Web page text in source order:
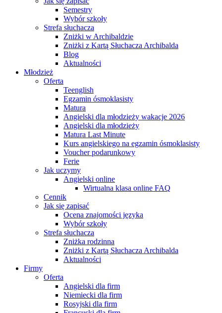
Semestry
Wybór szkoły
Strefa słuchacza
Zniżki w Archibaldzie
Zniżki z Kartą Słuchacza Archibalda
Blog
Aktualności
Młodzież
Oferta
Teenglish
Egzamin ósmoklasisty
Matura
Angielski dla młodzieży wakacje 2026
Angielski dla młodzieży
Matura Last Minute
Kurs angielskiego na egzamin ósmoklasisty
Voucher podarunkowy
Ferie
Jak uczymy
Angielski online
Wirtualna klasa online FAQ
Cennik
Jak się zapisać
Ocena znajomości języka
Wybór szkoły
Strefa słuchacza
Zniżka rodzinna
Zniżki z Kartą Słuchacza Archibalda
Aktualności
Firmy
Oferta
Angielski dla firm
Niemiecki dla firm
Rosyjski dla firm